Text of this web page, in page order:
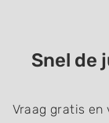
Snel de
Vraag gratis